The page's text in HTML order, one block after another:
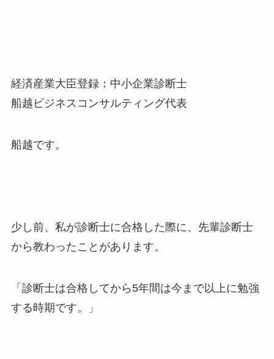
経済産業大臣登録：中小企業診断士
船越ビジネスコンサルティング代表
船越です。
少し前、私が診断士に合格した際に、先輩診断士
から教わったことがあります。
「診断士は合格してから5年間は今まで以上に勉強
する時期です。」